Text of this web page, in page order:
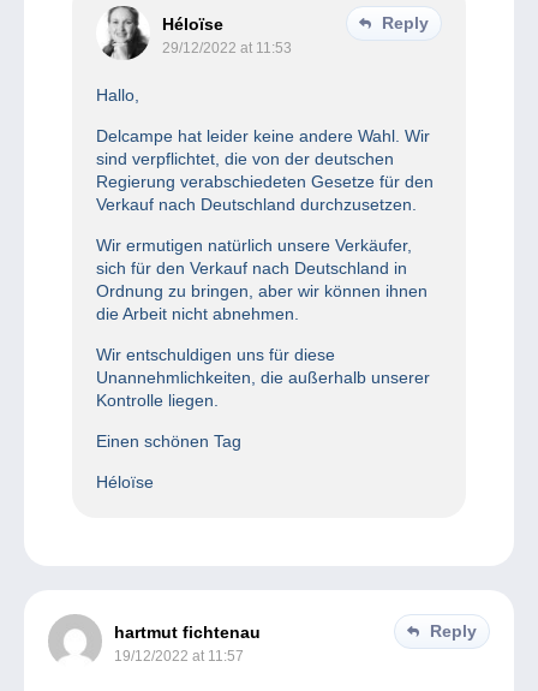
Héloïse
29/12/2022 at 11:53
Reply
Hallo,
Delcampe hat leider keine andere Wahl. Wir
sind verpflichtet, die von der deutschen
Regierung verabschiedeten Gesetze für den
Verkauf nach Deutschland durchzusetzen.
Wir ermutigen natürlich unsere Verkäufer,
sich für den Verkauf nach Deutschland in
Ordnung zu bringen, aber wir können ihnen
die Arbeit nicht abnehmen.
Wir entschuldigen uns für diese
Unannehmlichkeiten, die außerhalb unserer
Kontrolle liegen.
Einen schönen Tag
Héloïse
hartmut fichtenau
19/12/2022 at 11:57
Reply